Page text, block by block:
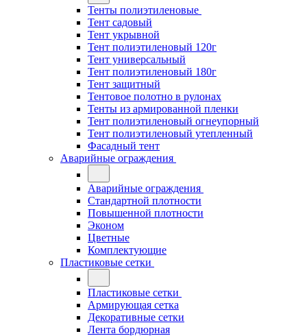
Тенты полиэтиленовые
Тент садовый
Тент укрывной
Тент полиэтиленовый 120г
Тент универсальный
Тент полиэтиленовый 180г
Тент защитный
Тентовое полотно в рулонах
Тенты из армированной пленки
Тент полиэтиленовый огнеупорный
Тент полиэтиленовый утепленный
Фасадный тент
Аварийные ограждения
Аварийные ограждения
Стандартной плотности
Повышенной плотности
Эконом
Цветные
Комплектующие
Пластиковые сетки
Пластиковые сетки
Армирующая сетка
Декоративные сетки
Лента бордюрная